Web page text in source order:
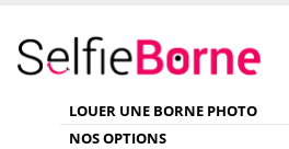
LOUER UNE BORNE PHOTO
NOS OPTIONS